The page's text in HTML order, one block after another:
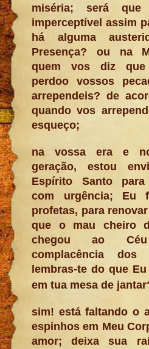
miséria; será
imperceptível assim
há alguma
Presença? ou na
quem vos diz que
perdoo vossos
arrependeis? de
quando vos
esqueço;
na vossa era e
geração, estou
Espírito Santo
com urgência; Eu
profetas, para
que o mau cheiro
chegou ao
complacência dos
lembras-te do que
em tua mesa de
sim! está faltando o
espinhos em Meu
amor; deixa sua